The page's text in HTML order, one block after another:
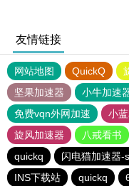
友情链接
网站地图 QuickQ
坚果加速器
小牛加速
免费vqn外网加速
小
旋风加速器
八戒看书
quickq
闪电猫加速器-
INS下载站
quickq